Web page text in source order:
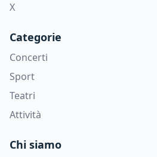
X
Categorie
Concerti
Sport
Teatri
Attività
Chi siamo